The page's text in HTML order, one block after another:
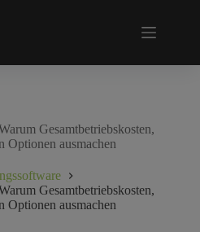
Gesamtbetriebskosten,
Optionen ausmachen
Gesamtbetriebskosten,
Optionen ausmachen